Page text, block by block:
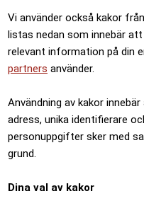
Vi använder också kakor
listas nedan som innebär
relevant information på din
partners använder.
Användning av kakor
adress, unika identifierare
personuppgifter sker med
grund.
Dina val av kakor